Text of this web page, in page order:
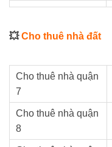
💥Cho thuê nhà đất
Cho thuê nhà quận
7
Cho thuê nhà quận
8